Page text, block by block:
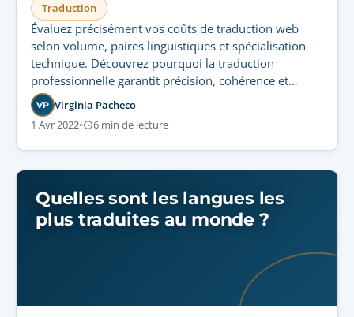
Traduction
Évaluez précisément vos coûts de traduction web
selon volume, paires linguistiques et spécialisation
technique. Découvrez pourquoi la traduction
professionnelle garantit précision, cohérence et
expansion mesurable.
VP Virginia Pacheco
1 Avr 2022• 6 min de lecture
Quelles sont les langues les
plus traduites au monde ?